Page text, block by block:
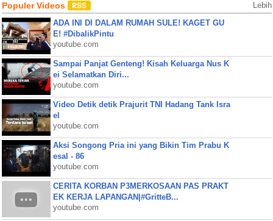
Populer Videos Lebih
ADA INI DI DALAM RUMAH SULE! KAGET GU
E! #DibalikPintu
youtube.com
Sampai Panjat Genteng! Kisah Keluarga Nus K
ei Selamatkan Diri...
youtube.com
Video Detik detik Prajurit TNI Hadang Tank Isra
el
youtube.com
Aksi Songong Pria ini yang Bikin Tim Prabu K
esal - 86
youtube.com
CERITA KORBAN P3MERKOSAAN PAS PRAKT
EK KERJA LAPANGAN|#GritteB...
youtube.com